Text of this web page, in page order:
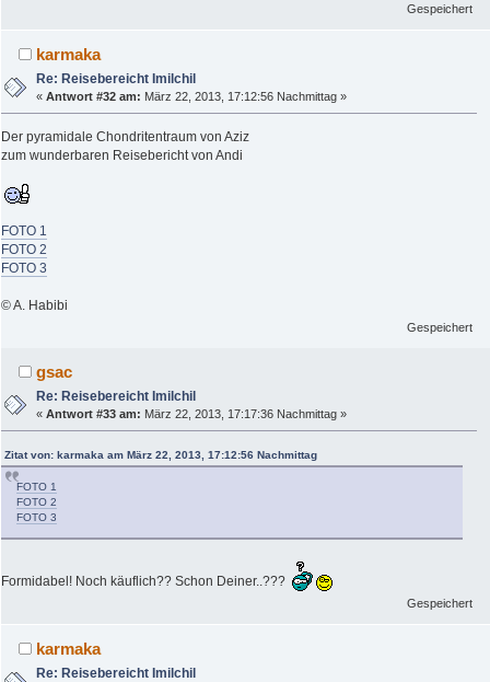
Gespeichert
karmaka
Re: Reisebereicht Imilchil
«Antwort #32 am: März 22, 2013, 17:12:56 Nachmittag »
Der pyramidale Chondritentraum von Aziz
zum wunderbaren Reisebericht von Andi
FOTO 1
FOTO 2
FOTO 3
© A. Habibi
Gespeichert
gsac
Re: Reisebereicht Imilchil
«Antwort #33 am: März 22, 2013, 17:17:36 Nachmittag »
Zitat von: karmaka am März 22, 2013, 17:12:56 Nachmittag
FOTO 1
FOTO 2
FOTO 3
Formidabel! Noch käuflich?? Schon Deiner..???
Gespeichert
karmaka
Re: Reisebereicht Imilchil